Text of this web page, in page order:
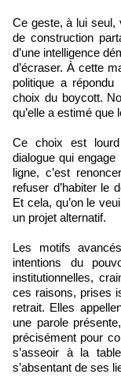
Ce geste, à lui seul,
de construction
d’une intelligence
d’écraser. À cette
politique a
choix du boycott.
qu’elle a estimé que
Ce choix est
dialogue qui engage
ligne, c’est
refuser d’habiter le
Et cela, qu’on le
un projet alternatif.
Les motifs
intentions du
institutionnelles,
ces raisons, prises
retrait. Elles
une parole
précisément pour
s’asseoir à la
s’absentant de ses